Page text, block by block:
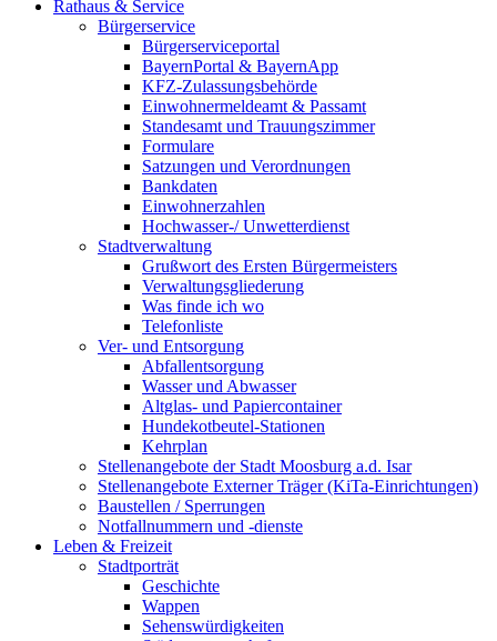
Rathaus & Service
Bürgerservice
Bürgerserviceportal
BayernPortal & BayernApp
KFZ-Zulassungsbehörde
Einwohnermeldeamt & Passamt
Standesamt und Trauungszimmer
Formulare
Satzungen und Verordnungen
Bankdaten
Einwohnerzahlen
Hochwasser-/ Unwetterdienst
Stadtverwaltung
Grußwort des Ersten Bürgermeisters
Verwaltungsgliederung
Was finde ich wo
Telefonliste
Ver- und Entsorgung
Abfallentsorgung
Wasser und Abwasser
Altglas- und Papiercontainer
Hundekotbeutel-Stationen
Kehrplan
Stellenangebote der Stadt Moosburg a.d. Isar
Stellenangebote Externer Träger (KiTa-Einrichtungen)
Baustellen / Sperrungen
Notfallnummern und -dienste
Leben & Freizeit
Stadtporträt
Geschichte
Wappen
Sehenswürdigkeiten